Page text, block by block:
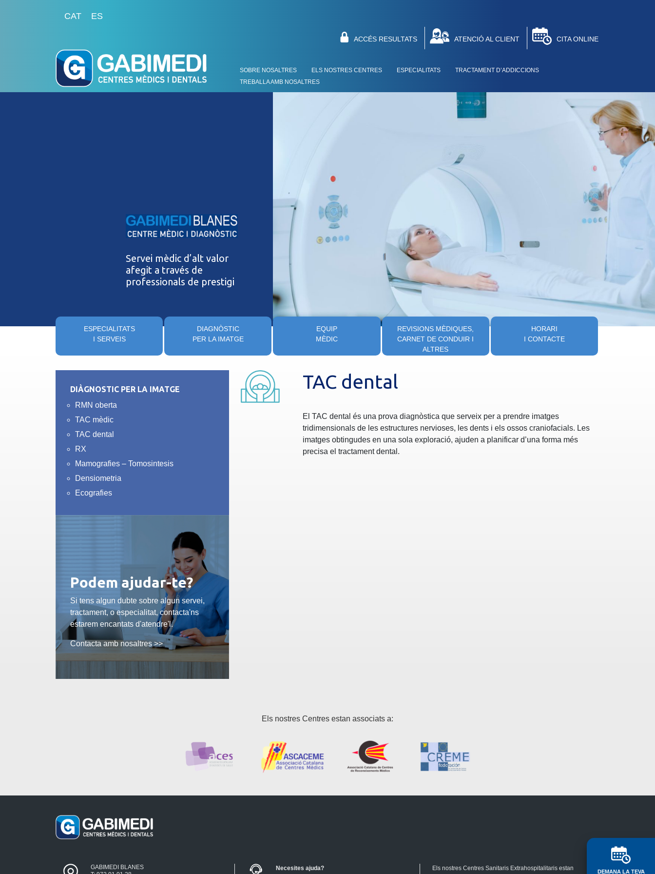
CAT ES
ACCÉS RESULTATS ATENCIÓ AL CLIENT CITA ONLINE
SOBRE NOSALTRES ELS NOSTRES CENTRES ESPECIALITATS
TRACTAMENT D’ADDICCIONS
TREBALLA AMB NOSALTRES
Servei mèdic d’alt valor
afegit a través de
professionals de prestigi
ESPECIALITATS
I SERVEIS
DIAGNÒSTIC
PER LA IMATGE
EQUIP
MÈDIC
REVISIONS MÈDIQUES,
CARNET DE CONDUIR I
ALTRES
HORARI
I CONTACTE
TAC dental
El TAC dental és una prova diagnòstica que serveix per a prendre imatges
tridimensionals de les estructures nervioses, les dents i els ossos craniofacials. Les
imatges obtingudes en una sola exploració, ajuden a planificar d’una forma més
precisa el tractament dental.
DIÀGNOSTIC PER LA IMATGE
RMN oberta
TAC mèdic
TAC dental
RX
Mamografies – Tomosintesis
Densiometria
Ecografies
Podem ajudar-te?
Si tens algun dubte sobre algun servei,
tractament, o especialitat, contacta'ns
estarem encantats d'atendre'l.
Contacta amb nosaltres >>
DEMANA LA TEVA
Els nostres Centres estan associats a:
GABIMEDI BLANES
Necesites ajuda?
Els nostres Centres Sanitaris Extrahospitalitaris estan